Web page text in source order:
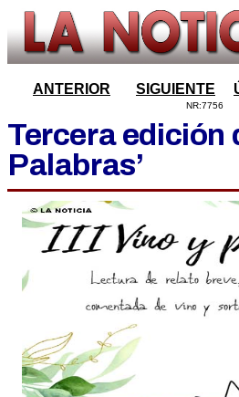
ANTERIOR SIGUIENTE
NR:7756
Tercera edición
Palabras’